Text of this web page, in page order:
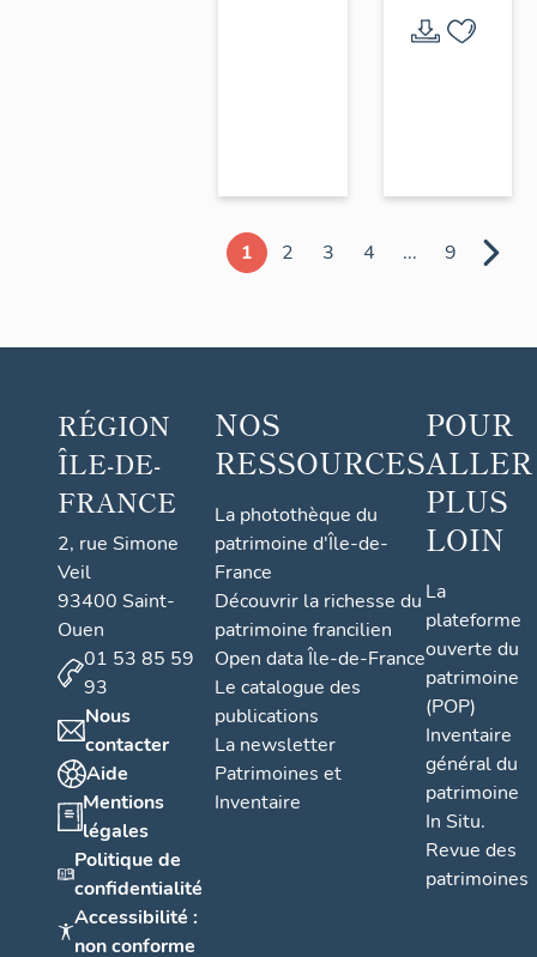
1 2 3 4 ... 9
RÉGION
ÎLE-DE-
FRANCE
2, rue Simone
Veil
93400 Saint-
Ouen
01 53 85 59
93
Nous
contacter
Aide
Mentions
légales
Politique de
confidentialité
Accessibilité :
non conforme
NOS
RESSOURCES
La photothèque du
patrimoine d'Île-de-
France
Découvrir la richesse du
patrimoine francilien
Open data Île-de-France
Le catalogue des
publications
La newsletter
Patrimoines et
Inventaire
POUR
ALLER
PLUS
LOIN
La
plateforme
ouverte du
patrimoine
(POP)
Inventaire
général du
patrimoine
In Situ.
Revue des
patrimoines